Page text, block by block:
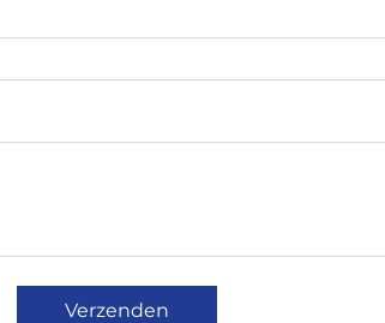
Verzenden